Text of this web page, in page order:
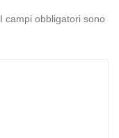
I campi obbligatori sono